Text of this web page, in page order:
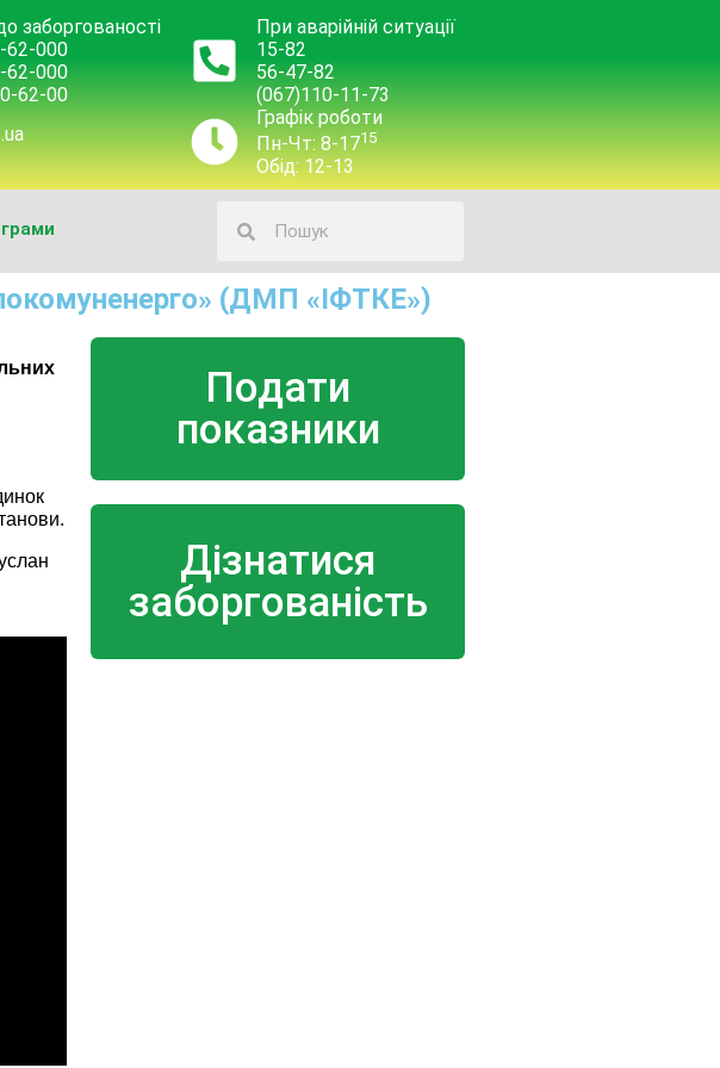
заборгованості
62-000
62-000
62-00
При аварійній ситуації
15-82
56-47-82
(067)110-11-73
Графік роботи
Пн-Чт: 8-1715
Обід: 12-13
(ДМП «ІФТКЕ»)
Подати
показники
Дізнатися
заборгованість